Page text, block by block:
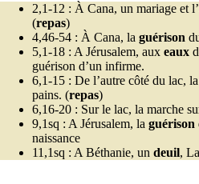
2,1-12 : À Cana, un mariage et
(repas)
4,46-54 : À Cana, la guérison
5,1-18 : A Jérusalem, aux eaux
guérison d’un infirme.
6,1-15 : De l’autre côté du lac,
pains. (repas)
6,16-20 : Sur le lac, la marche
9,1sq : A Jérusalem, la guérison
naissance
11,1sq : A Béthanie, un deuil,